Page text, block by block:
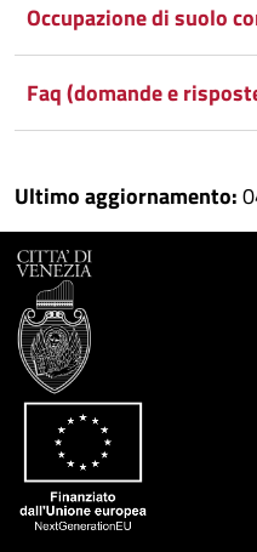
Occupazione di suolo
Faq (domande e
Ultimo aggiornamento: